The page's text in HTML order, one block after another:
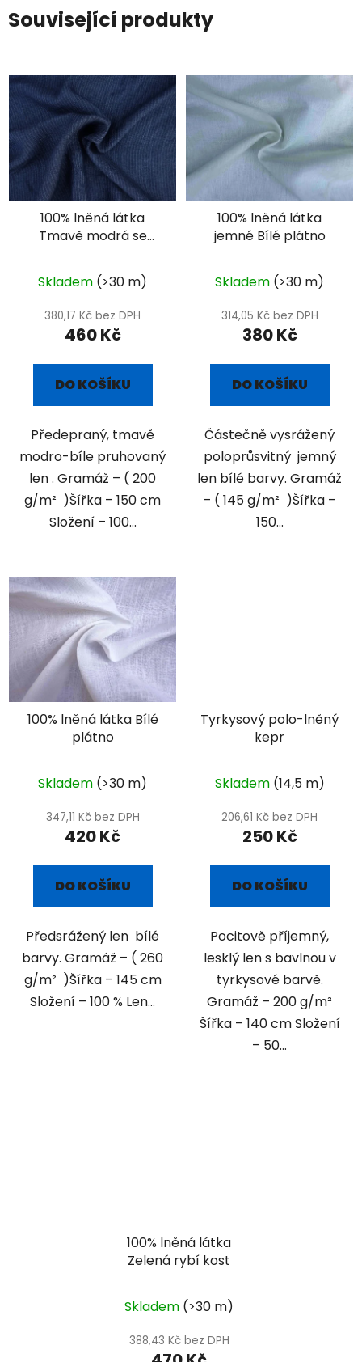
Související produkty
100% lněná látka
Tmavě modrá se
Skladem (>30 m)
380,17 Kč bez DPH
460 Kč
DO KOŠÍKU
Předepraný, tmavě
modro-bíle pruhovaný
len . Gramáž – ( 200
g/m² )Šířka – 150 cm
Složení – 100...
100% lněná látka
jemné Bílé plátno
Skladem (>30 m)
314,05 Kč bez DPH
380 Kč
DO KOŠÍKU
Částečně vysrážený
poloprůsvitný jemný
len bílé barvy. Gramáž
– ( 145 g/m² )Šířka –
150...
100% lněná látka Bílé
plátno
Skladem (>30 m)
347,11 Kč bez DPH
420 Kč
DO KOŠÍKU
Předsrážený len bílé
barvy. Gramáž – ( 260
g/m² )Šířka – 145 cm
Složení – 100 % Len...
Tyrkysový polo-lněný
kepr
Skladem (14,5 m)
206,61 Kč bez DPH
250 Kč
DO KOŠÍKU
Pocitově příjemný,
lesklý len s bavlnou v
tyrkysové barvě.
Gramáž – 200 g/m²
Šířka – 140 cm Složení
– 50...
100% lněná látka
Zelená rybí kost
Skladem (>30 m)
388,43 Kč bez DPH